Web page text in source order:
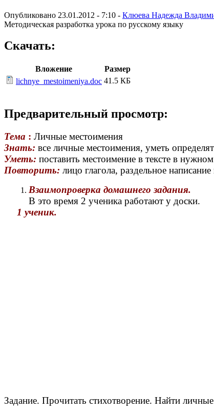
Опубликовано 23.01.2012 - 7:10 - Клюева Надежда
Методическая разработка урока по русскому языку
Скачать:
Вложение
Размер
lichnye_mestoimeniya.doc 41.5 КБ
Предварительный просмотр:
Тема : Личные местоимения
Знать: все личные местоимения, уметь
Уметь: поставить местоимение в тексте в
Повторить: лицо глагола, раздельное
Взаимопроверка домашнего задания.
В это время 2 ученика работают у доски.
1 ученик.
Задание. Прочитать стихотворение. Найти